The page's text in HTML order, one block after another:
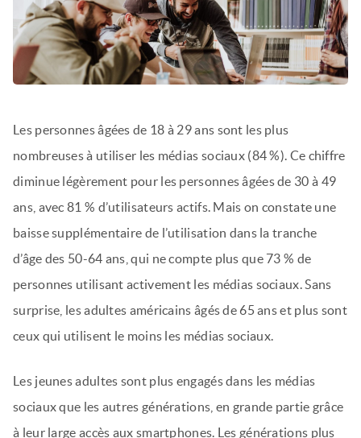
Les personnes âgées de 18 à 29 ans sont les plus
nombreuses à utiliser les médias sociaux (84 %). Ce chiffre
diminue légèrement pour les personnes âgées de 30 à 49
ans, avec 81 % d’utilisateurs actifs. Mais on constate une
baisse supplémentaire de l’utilisation dans la tranche
d’âge des 50-64 ans, qui ne compte plus que 73 % de
personnes utilisant activement les médias sociaux. Sans
surprise, les adultes américains âgés de 65 ans et plus sont
ceux qui utilisent le moins les médias sociaux.
Les jeunes adultes sont plus engagés dans les médias
sociaux que les autres générations, en grande partie grâce
à leur large accès aux smartphones. Les générations plus